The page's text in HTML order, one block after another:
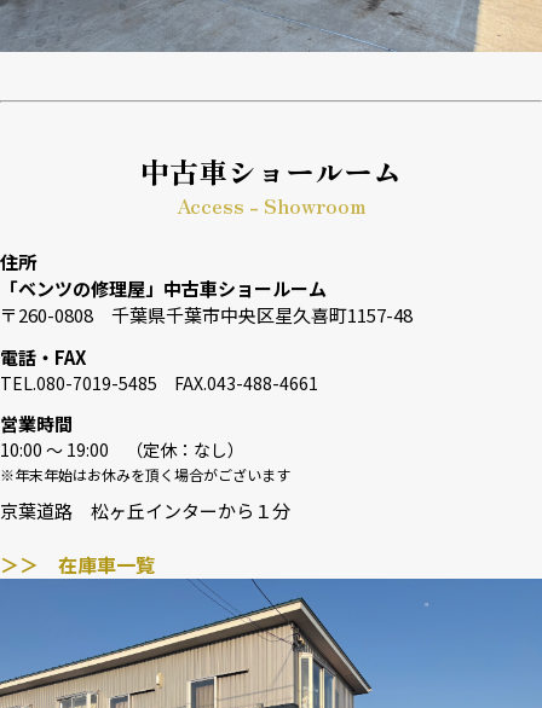
中古車ショールーム
Access - Showroom
住所
「ベンツの修理屋」中古車ショールーム
〒260-0808 千葉県千葉市中央区星久喜町1157-48
電話・FAX
TEL.080-7019-5485 FAX.043-488-4661
営業時間
10:00 〜 19:00 （定休：なし）
※年末年始はお休みを頂く場合がございます
京葉道路 松ヶ丘インターから１分
＞＞ 在庫車一覧